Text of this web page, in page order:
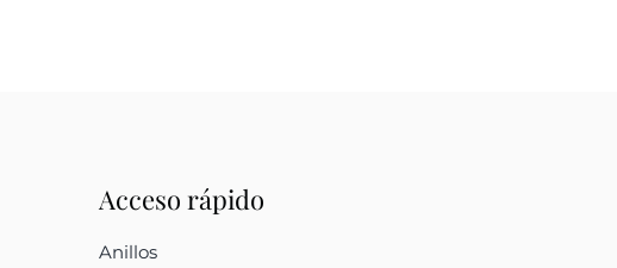
Acceso rápido
Anillos